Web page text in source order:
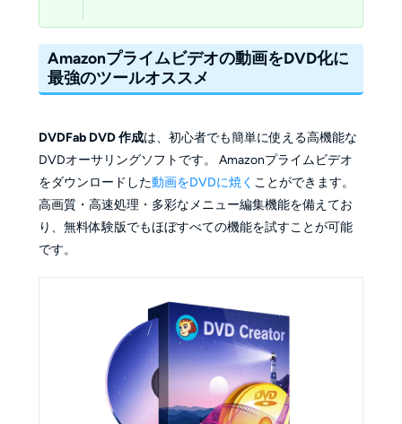
Amazonプライムビデオの動画をDVD化に
最強のツールオススメ
DVDFab DVD 作成は、初心者でも簡単に使える高機能な
DVDオーサリングソフトです。 Amazonプライムビデオ
をダウンロードした動画をDVDに焼く ことができます。
高画質・高速処理・多彩なメニュー編集機能を備えてお
り、無料体験版でもほぼすべての機能を試すことが可能
です。